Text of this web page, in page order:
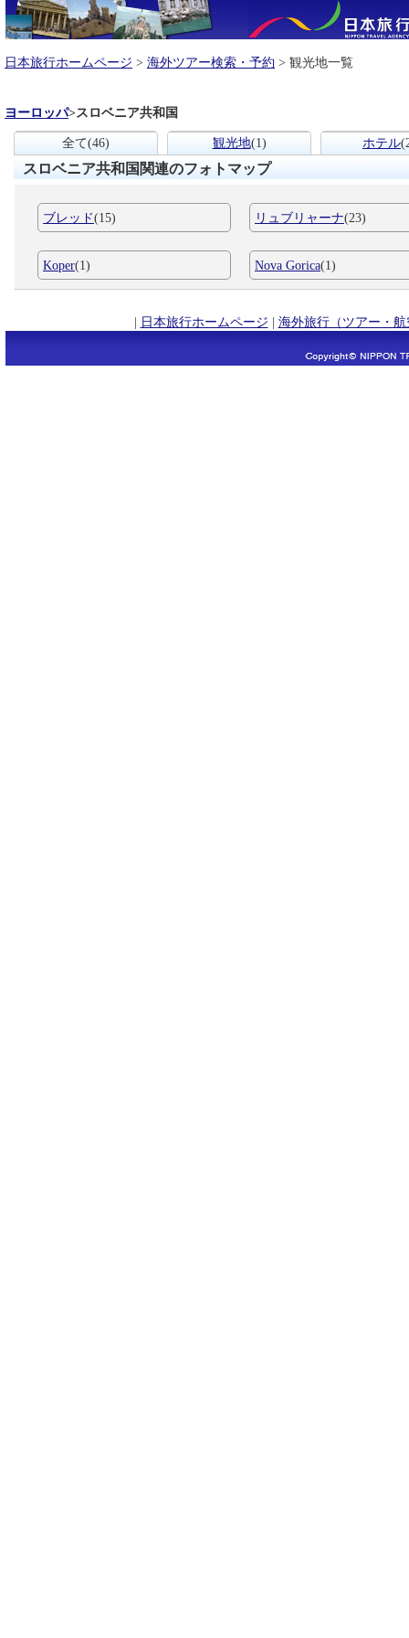
日本旅行ホームページ > 海外ツアー検索・予約 > 観光地一覧
ヨーロッパ>スロベニア共和国
全て(46) 観光地(1) ホテル
スロベニア共和国関連のフォトマップ
ブレッド(15) リュブリャーナ(23)
Koper(1) Nova Gorica(1)
| 日本旅行ホームページ | 海外旅行（ツアー・航